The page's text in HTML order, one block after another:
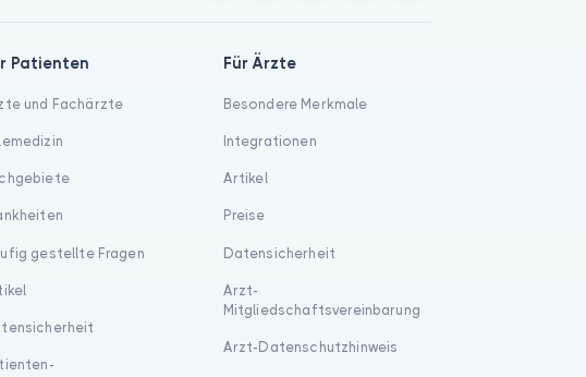
Patienten
und Fachärzte
gestellte Fragen
Für Ärzte
Besondere Merkmale
Integrationen
Artikel
Preise
Datensicherheit
Arzt-
Mitgliedschaftsvereinbarung
Arzt-Datenschutzhinweis